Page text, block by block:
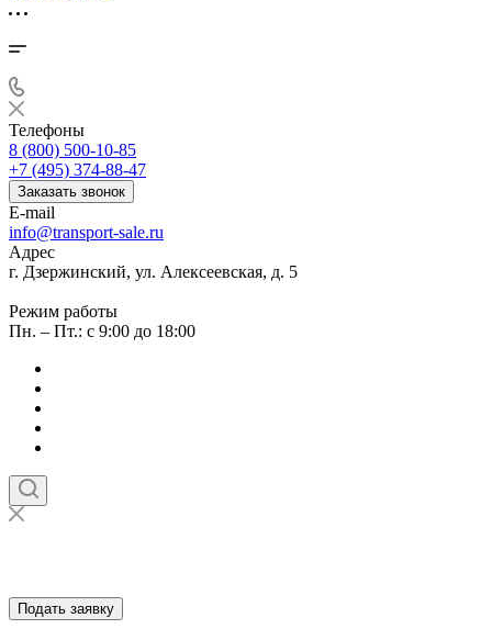
Телефоны
8 (800) 500-10-85
+7 (495) 374-88-47
Заказать звонок
E-mail
info@transport-sale.ru
Адрес
г. Дзержинский, ул. Алексеевская, д. 5
Режим работы
Пн. – Пт.: с 9:00 до 18:00
Подать заявку